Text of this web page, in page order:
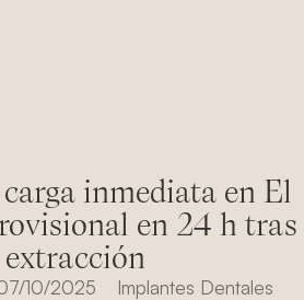
inmediata en El
en 24 h tras
10/2025 Implantes Dentales